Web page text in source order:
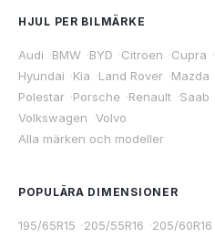
HJUL PER BILMÄRKE
Audi ·BMW ·BYD ·Citroen ·Cupra ·
Hyundai ·Kia ·Land Rover ·Mazda
Polestar ·Porsche ·Renault ·Saab
Volkswagen ·Volvo
Alla märken och modeller
POPULÄRA DIMENSIONER
195/65R15 ·205/55R16 ·205/60R16